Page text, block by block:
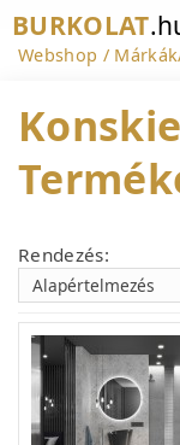
BURKOLAT
Webshop Márkák
Rendezés: